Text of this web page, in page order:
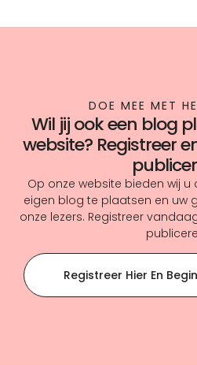
DOE MEE MET
Wil jij ook een blog
website? Registreer
Op onze website bieden wij
eigen blog te plaatsen en uw
onze lezers. Registreer
Registreer Hier En